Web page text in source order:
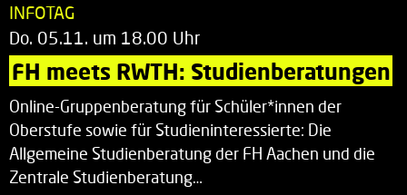
INFOTAG
Do. 05.11. um 18.00 Uhr
FH meets RWTH: Studienberatungen
Online-Gruppenberatung für Schüler*innen der
Oberstufe sowie für Studieninteressierte: Die
Allgemeine Studienberatung der FH Aachen und die
Zentrale Studienberatung…